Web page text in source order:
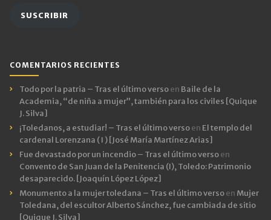
SUSCRIBIR
COMENTARIOS RECIENTES
Todo por la patria – Tras el último versoen Baile de la
Academia, “de niña a mujer”, también para los civiles [Quique
J. Silva]
¡Toledanos, a estudiar! – Tras el último versoen El templo del
cardenal Lorenzana ( I ) [José María Martínez Arias]
Fue devastado por un incendio – Tras el último versoen
Convento de San Juan de la Penitencia (I), Toledo: Patrimonio
desaparecido. [Joaquín López López]
Monumento a la mujer toledana – Tras el último versoen Mujer
Toledana, del escultor Alberto Sánchez, fue cambiada de sitio
[Quique J. Silva]